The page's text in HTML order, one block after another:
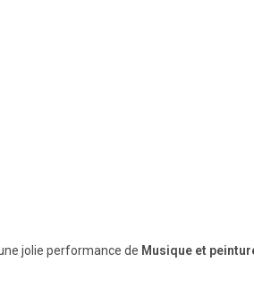
jolie performance de Musique et